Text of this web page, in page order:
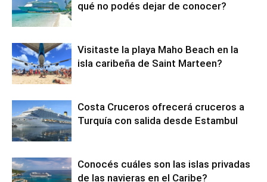
qué no podés dejar de conocer?
Visitaste la playa Maho Beach en la
isla caribeña de Saint Marteen?
Costa Cruceros ofrecerá cruceros a
Turquía con salida desde Estambul
Conocés cuáles son las islas privadas
de las navieras en el Caribe?